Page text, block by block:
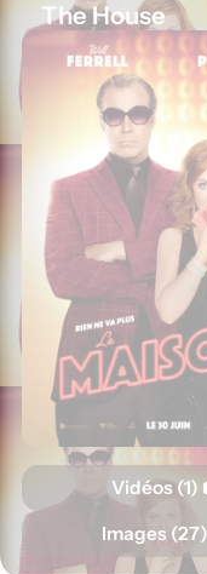
The House
Vidéos (1)
Images (27)